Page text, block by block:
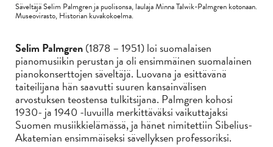
Säveltäjä Selim Palmgren ja puolisonsa, laulaja Minna Talwik-Palmgren kotonaan.
Museovirasto, Historian kuvakokoelma.
Selim Palmgren(1878 – 1951) loi suomalaisen
pianomusiikin perustan ja oli ensimmäinen suomalainen
pianokonserttojen säveltäjä. Luovana ja esittävänä
taiteilijana hän saavutti suuren kansainvälisen
arvostuksen teostensa tulkitsijana. Palmgren kohosi
1930- ja 1940 -luvuilla merkittäväksi vaikuttajaksi
Suomen musiikkielämässä, ja hänet nimitettiin Sibelius-
Akatemian ensimmäiseksi sävellyksen professoriksi.